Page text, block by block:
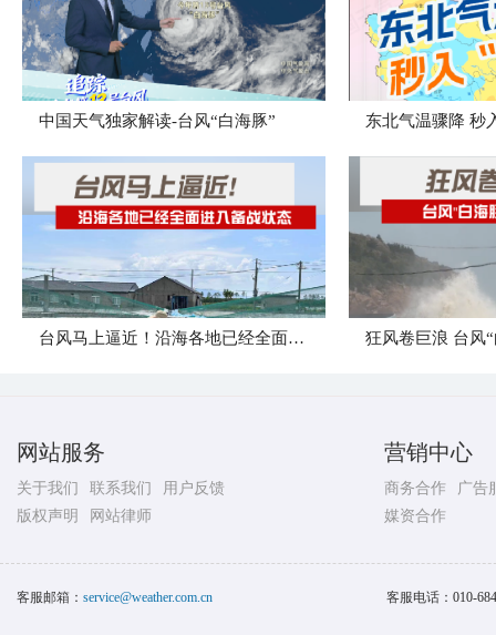
中国天气独家解读-台风“白海豚” 东北气温骤降 秒
台风马上逼近！沿海各地已经全面进入备战状态
网站服务
关于我们 联系我们
用户反馈
版权声明
网站律师
营销中心
商务合作
广告
媒资合作
客服邮箱： service@weather.com.cn 客服电话： 010-